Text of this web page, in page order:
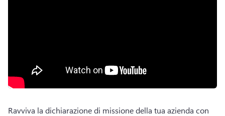
Ravviva la dichiarazione di missione della tua azienda con